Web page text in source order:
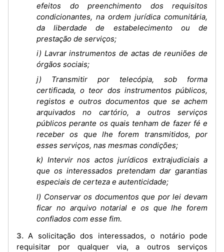
efeitos do preenchimento dos requisitos
condicionantes, na ordem jurídica comunitária,
da liberdade de estabelecimento ou de
prestação de serviços;
i) Lavrar instrumentos de actas de reuniões de
órgãos sociais;
j) Transmitir por telecópia, sob forma
certificada, o teor dos instrumentos públicos,
registos e outros documentos que se achem
arquivados no cartório, a outros serviços
públicos perante os quais tenham de fazer fé e
receber os que lhe forem transmitidos, por
esses serviços, nas mesmas condições;
k) Intervir nos actos jurídicos extrajudiciais a
que os interessados pretendam dar garantias
especiais de certeza e autenticidade;
l) Conservar os documentos que por lei devam
ficar no arquivo notarial e os que lhe forem
confiados com esse fim.
3. A solicitação dos interessados, o notário pode
requisitar por qualquer via, a outros serviços